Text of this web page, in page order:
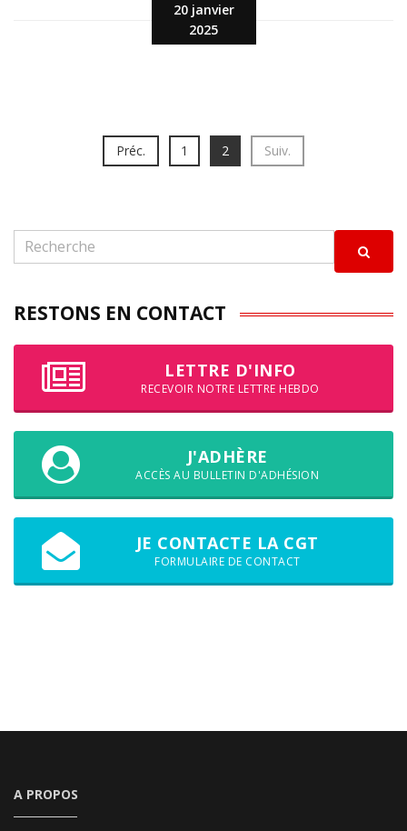
20 janvier
2025
Préc. 1 2 Suiv.
RESTONS EN CONTACT
LETTRE D'INFO
RECEVOIR NOTRE LETTRE HEBDO
J'ADHÈRE
ACCÈS AU BULLETIN D'ADHÉSION
JE CONTACTE LA CGT
FORMULAIRE DE CONTACT
A PROPOS